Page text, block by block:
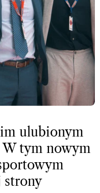
ulubionym
tym nowym
strony